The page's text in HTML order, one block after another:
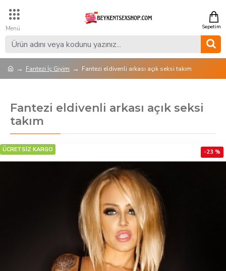
Fantezi İç Giyim Fantezi eldivenli arkası açık seksi takım
Fantezi eldivenli arkası açık seksi
takım
ÜCRETSİZ KARGO -23 %